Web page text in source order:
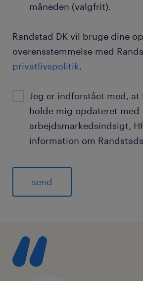
måneden (valgfrit).
Randstad DK vil bruge dine
overensstemmelse med
privatlivspolitik.
Jeg er indforstået med, at
holde mig opdateret med
arbejdsmarkedsindsigt,
information om